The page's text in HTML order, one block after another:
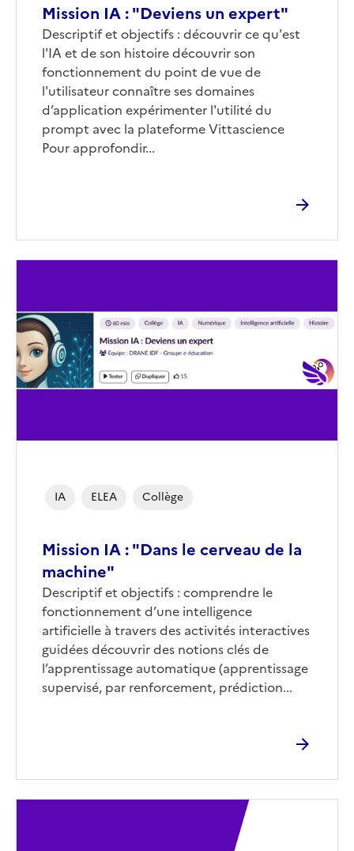
Mission IA : "Deviens un expert"
Corps
Descriptif et objectifs : découvrir ce qu'est
l'IA et de son histoire découvrir son
fonctionnement du point de vue de
l'utilisateur connaître ses domaines
d’application expérimenter l'utilité du
prompt avec la plateforme Vittascience
Pour approfondir...
Mission IA : "Dans le cerveau de la
machine"
Corps
Descriptif et objectifs : comprendre le
fonctionnement d’une intelligence
artificielle à travers des activités interactives
guidées découvrir des notions clés de
l’apprentissage automatique (apprentissage
supervisé, par renforcement, prédiction...
IA ELEA Collège
couverture
(conseillée)